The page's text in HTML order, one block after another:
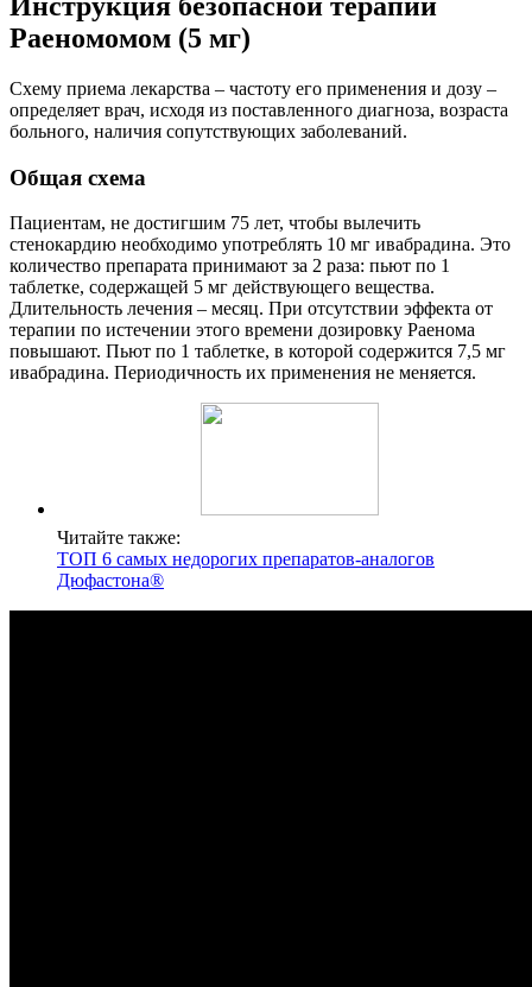
Раеномомом (5 мг)
Схему приема лекарства – частоту его применения и дозу –
определяет врач, исходя из поставленного диагноза, возраста
больного, наличия сопутствующих заболеваний.
Общая схема
Пациентам, не достигшим 75 лет, чтобы вылечить
стенокардию необходимо употреблять 10 мг ивабрадина. Это
количество препарата принимают за 2 раза: пьют по 1
таблетке, содержащей 5 мг действующего вещества.
Длительность лечения – месяц. При отсутствии эффекта от
терапии по истечении этого времени дозировку Раенома
повышают. Пьют по 1 таблетке, в которой содержится 7,5 мг
ивабрадина. Периодичность их применения не меняется.
Читайте также:
ТОП 6 самых недорогих препаратов-аналогов
Дюфастона®